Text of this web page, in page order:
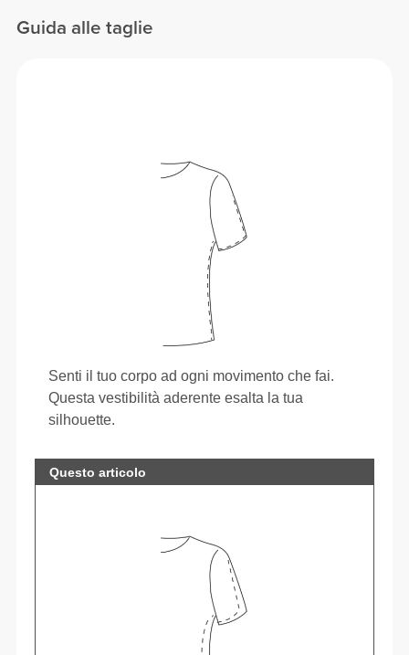
Guida alle taglie
Senti il tuo corpo ad ogni movimento che fai.
Questa vestibilità aderente esalta la tua
silhouette.
Questo articolo